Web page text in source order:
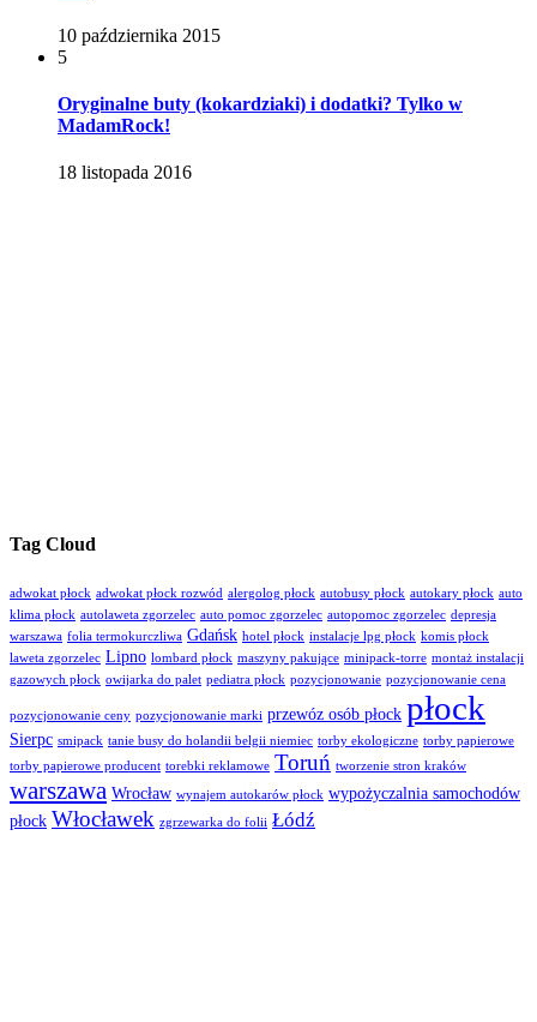
10 października 2015
5
Oryginalne buty (kokardziaki) i dodatki? Tylko w
MadamRock!
18 listopada 2016
Tag Cloud
adwokat płock adwokat płock rozwód alergolog płock autobusy płock autokary płock auto
klima płock autolaweta zgorzelec auto pomoc zgorzelec autopomoc zgorzelec depresja
warszawa folia termokurczliwa Gdańsk hotel płock instalacje lpg płock komis płock
laweta zgorzelec Lipno lombard płock maszyny pakujące minipack-torre montaż instalacji
gazowych płock owijarka do palet pediatra płock pozycjonowanie pozycjonowanie cena
pozycjonowanie ceny pozycjonowanie marki przewóz osób płock płock
Sierpc smipack tanie busy do holandii belgii niemiec torby ekologiczne torby papierowe
torby papierowe producent torebki reklamowe Toruń tworzenie stron kraków
warszawa Wrocław wynajem autokarów płock wypożyczalnia samochodów
płock Włocławek zgrzewarka do folii Łódź